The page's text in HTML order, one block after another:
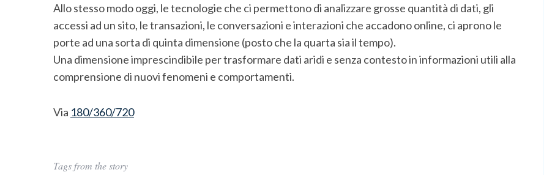
Allo stesso modo oggi, le tecnologie che ci permettono di analizzare grosse quantità di dati, gli
accessi ad un sito, le transazioni, le conversazioni e interazioni che accadono online, ci aprono le
porte ad una sorta di quinta dimensione (posto che la quarta sia il tempo).
Una dimensione imprescindibile per trasformare dati aridi e senza contesto in informazioni utili alla
comprensione di nuovi fenomeni e comportamenti.
Via 180/360/720
Tags from the story